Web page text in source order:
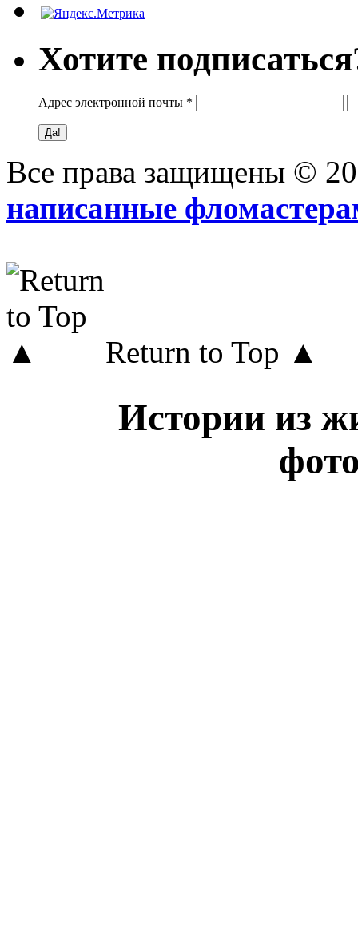
Хотите
Адрес электронной почты *
Все права защищены ©
написанные
Return to Top ▲
Истории из